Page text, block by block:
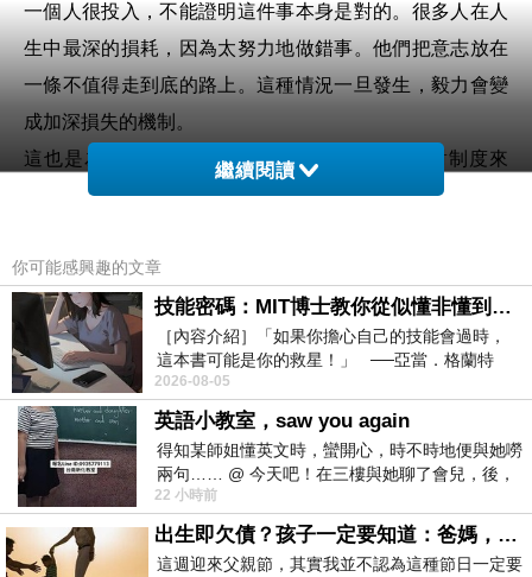
一個人很投入，不能證明這件事本身是對的。很多人在人
生中最深的損耗，因為太努力地做錯事。他們把意志放在
一條不值得走到底的路上。這種情況一旦發生，毅力會變
成加深損失的機制。
這也是為何很多制度喜歡引用「愚公移山」。對制度來
說，這類故事很有用，因為它能把結構性困難轉化成個人
成是你不夠堅持。當一個社會過度推崇這種敘事，個人便
容易把本應被質疑的外部結構，內化成自己的修行課題。
結果是山沒有變，制度沒有變，只是人不斷被教導要再挖
久一點。
這種邏輯在現代很常見。有人在低效組織裡長期加班，不
去質疑流程問題，只相信自己再忍多一點就會有結果。有
人面對根本不適合自己的方向，只是不斷逼自己堅持，最
後把人生耗在與自己不相配的結構裡。這些情況表面上像
堅毅，實際上可能只是無法承認方向錯了。
繼續閱讀
你可能感興趣的文章
技能密碼：MIT博士教你從似懂非懂到穩定輸出，把專業變事業的職能升級攻略 /麥特．比恩(容錯)
［內容介紹］「如果你擔心自己的技能會過時，
這本書可能是你的救星！」 ──亞當．格蘭特
（Adam Grant），《
2026-08-05
英語小教室，saw you again
得知某師姐懂英文時，蠻開心，時不時地便與她嘮
兩句…… @ 今天吧！在三樓與她聊了會兒，後，
下二樓居然又撞到她，於是
22 小時前
出生即欠債？孩子一定要知道：爸媽，其實我不欠你們
這週迎來父親節，其實我並不認為這種節日一定要